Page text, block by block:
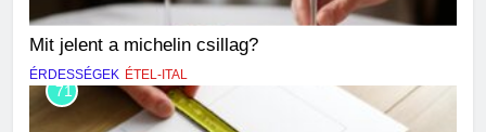
Mit jelent a michelin csillag?
ÉRDESSÉGEK ÉTEL-ITAL
71